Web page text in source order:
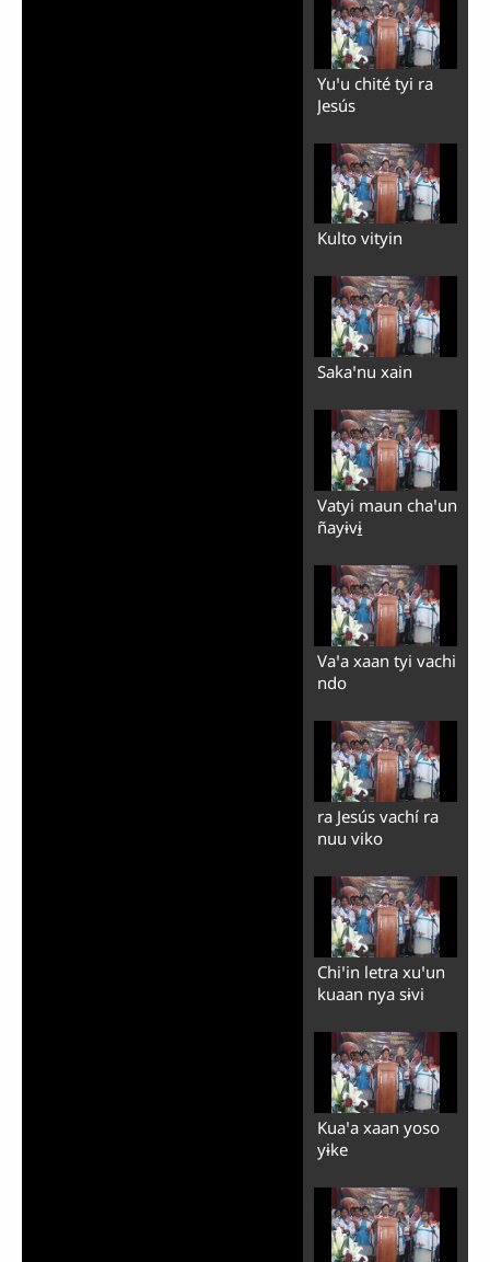
Yuꞌu chité tyi ra
Jesús
Kulto vityin
Sakaꞌnu xain
Vatyi maun chaꞌun
ñayɨvɨ̱
Vaꞌa xaan tyi vachi
ndo
ra Jesús vachí ra
nuu viko
Chiꞌin letra xuꞌun
kuaan nya sɨvi
Kuaꞌa xaan yoso
yɨke